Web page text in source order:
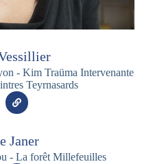
- Kim Traüma Intervenante
Teyrnasards
Janer
- La forêt Millefeuilles